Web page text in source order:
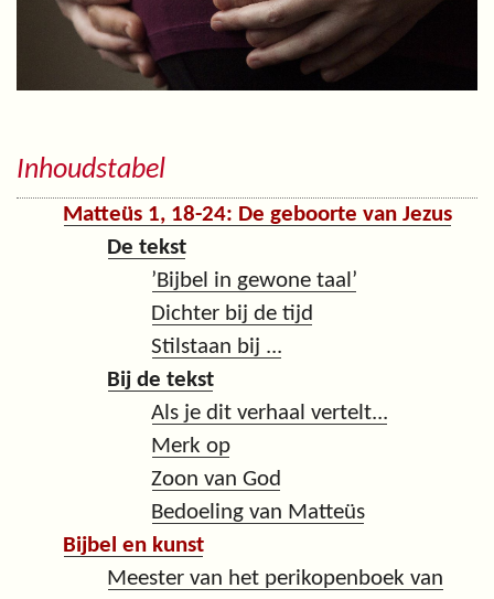
Inhoudstabel
Matteüs 1, 18-24: De geboorte van Jezus
De tekst
’Bijbel in gewone taal’
Dichter bij de tijd
Stilstaan bij ...
Bij de tekst
Als je dit verhaal vertelt...
Merk op
Zoon van God
Bedoeling van Matteüs
Bijbel en kunst
Meester van het perikopenboek van